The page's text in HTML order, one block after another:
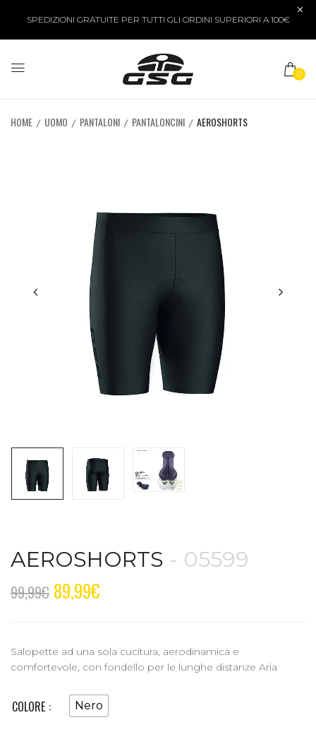
SPEDIZIONI GRATUITE PER TUTTI GLI ORDINI SUPERIORI A 100€
0
HOME UOMO PANTALONI PANTALONCINI AEROSHORTS
AEROSHORTS - 05599
99,99€ 89,99€
Salopette ad una sola cucitura, aerodinamica e
comfortevole, con fondello per le lunghe distanze Aria
COLORE Nero